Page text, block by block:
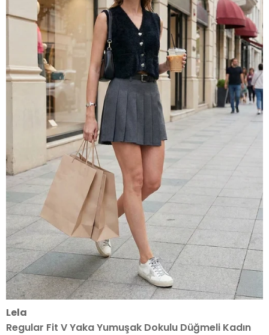
Lela
Regular Fit V Yaka Yumuşak Dokulu Düğmeli Kadın